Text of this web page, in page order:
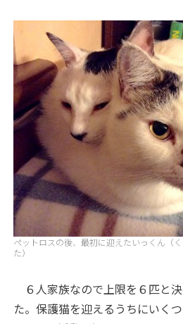
ペットロスの後、最初に迎えたいっくん（
た）
６人家族なので上限を６匹と
た。保護猫を迎えるうちにいく